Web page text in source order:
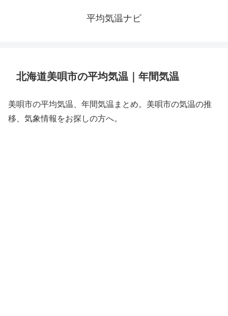
平均気温ナビ
北海道美唄市の平均気温｜年間気温
美唄市の平均気温、年間気温まとめ。美唄市の気温の推
移、気象情報をお探しの方へ。